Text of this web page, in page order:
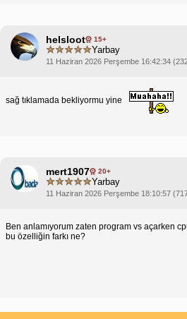
helsloot 15+
Yarbay
11 Haziran 2026 Perşembe 16:42:34
sağ tıklamada bekliyormu yine
mert1907 20+
Yarbay
11 Haziran 2026 Perşembe 18:10:57
Ben anlamıyorum zaten program vs açarken
bu özelliğin farkı ne?